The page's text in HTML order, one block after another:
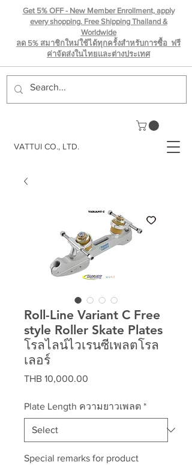
VATTUI CO., LTD.
Get 5% OFF - New Member Enrollment, apply
every shopping. Free Shipping Thailand &
Worldwide
ลด 5% สมาชิกใหม่ใช้ได้ทุกครั้งสำหรับการซื้อ ฟรี
ค่าจัดส่งในไทยเเละต่างประเทศ
Roll-Line Variant C Free
style Roller Skate Plates
โรลไลน์ไวเรนซีเพลตโรล
เลอร์
THB 10,000.00
Plate Length ความยาวเพลต *
Special remarks for product